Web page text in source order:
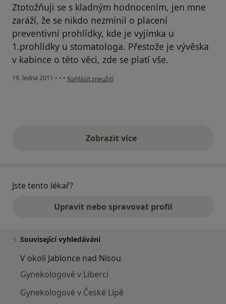
Ztotožňuji se s kladným hodnocením, jen mne
zaráží, že se nikdo nezmínil o placení
preventivní prohlídky, kde je vyjímka u
1.prohlídky u stomatologa. Přestože je vývěska
v kabince o této věci, zde se platí vše.
19. ledna 2011 • • • podle názoru uživatele Pacient
Nahlásit zneužití
Zobrazit vícevýše uvedené názory
Jste tento lékař?
Upravit nebo spravovat profil
Související vyhledávání
V okolí Jablonce nad Nisou
Gynekologové v Liberci
Gynekologové v České Lípě